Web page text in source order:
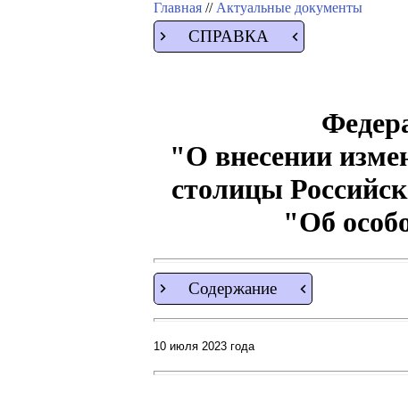
Главная // Актуальные документы
СПРАВКА
"О внесении
столицы
"Об
Содержание
10 июля 2023 года